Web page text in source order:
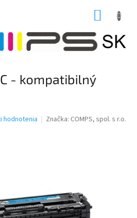
- kompatibilný
hodnotenia Značka: COMPS, spol. s r.o.